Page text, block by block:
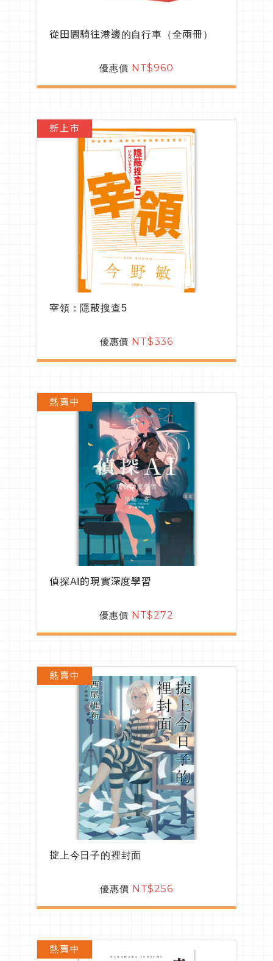
從田園騎往港邊的自行車（全兩冊）
優惠價 NT$960
宰領：隱蔽搜查5
優惠價 NT$336
新上市
偵探AI的現實深度學習
優惠價 NT$272
熱賣中
掟上今日子的裡封面
優惠價 NT$256
熱賣中
熱賣中